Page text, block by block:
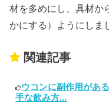
材を多めにし、具材か
かにする）ようにしま
関連記事
ウコンに副作用があ
手な飲み方...